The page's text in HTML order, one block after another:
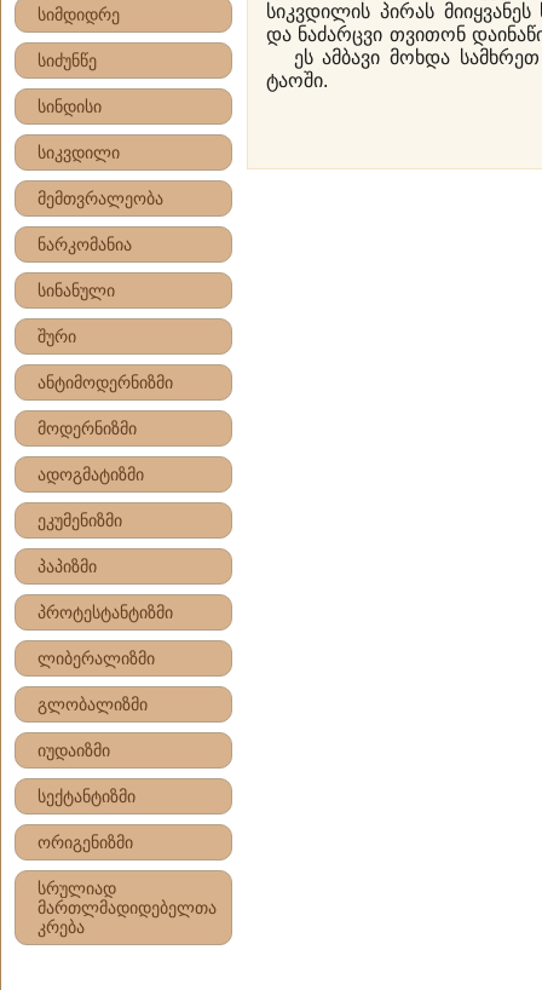
სიმდიდრე
სიძუნწე
სინდისი
სიკვდილი
მემთვრალეობა
ნარკომანია
სინანული
შური
ანტიმოდერნიზმი
მოდერნიზმი
ადოგმატიზმი
ეკუმენიზმი
პაპიზმი
პროტესტანტიზმი
ლიბერალიზმი
გლობალიზმი
იუდაიზმი
სექტანტიზმი
ორიგენიზმი
სრულიად
მართლმადიდებელთა
კრება
სიკვდილის პირას
და ნაძარცვი თვითონ
ეს ამბავი მოხდა
ტაოში.